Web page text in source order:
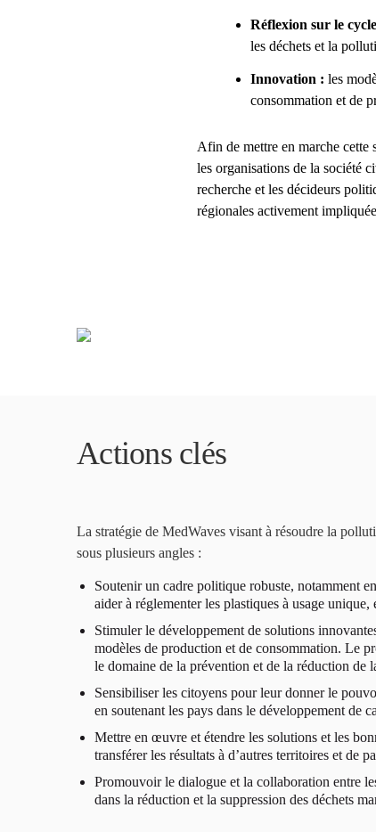
Réflexion sur le
les déchets et la
Innovation : les
consommation et de
Afin de mettre en marche cette
les organisations de la société
recherche et les décideurs
régionales activement
Actions clés
La stratégie de MedWaves visant à résoudre la
sous plusieurs angles :
Soutenir un cadre politique robuste, notamment
aider à réglementer les plastiques à usage
Stimuler le développement de solutions
modèles de production et de consommation. Le
le domaine de la prévention et de la réduction de
Sensibiliser les citoyens pour leur donner le
en soutenant les pays dans le développement de
Mettre en œuvre et étendre les solutions et les
transférer les résultats à d’autres territoires et de
Promouvoir le dialogue et la collaboration entre
dans la réduction et la suppression des déchets